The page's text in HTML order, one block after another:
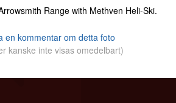
Range with Methven Heli-Ski.
en kommentar om detta foto
kanske inte visas omedelbart)